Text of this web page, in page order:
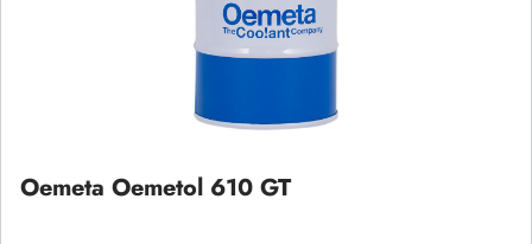
Oemeta Oemetol 610 GT